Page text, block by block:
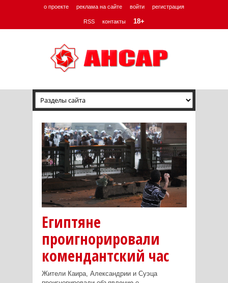
о проекте реклама на сайте войти регистрация
RSS контакты 18+
Египтяне
проигнорировали
комендантский час
Жители Каира, Александрии и Суэца